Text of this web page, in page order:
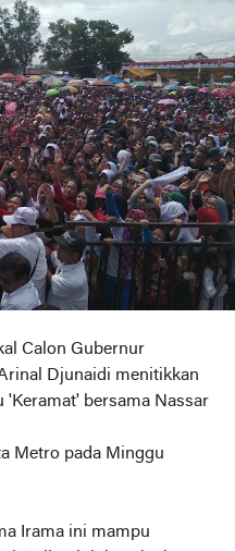
Calon Gubernur
Djunaidi menitikkan
'Keramat' bersama Nassar
Metro pada Minggu
Irama ini mampu